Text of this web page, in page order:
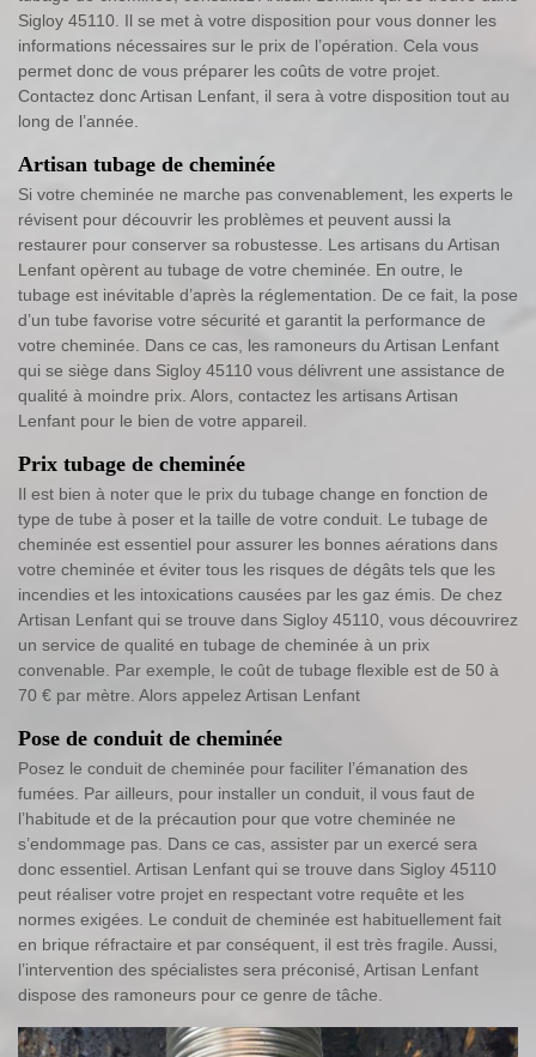
Sigloy 45110. Il se met à votre disposition pour vous donner les
informations nécessaires sur le prix de l’opération. Cela vous
permet donc de vous préparer les coûts de votre projet.
Contactez donc Artisan Lenfant, il sera à votre disposition tout au
long de l’année.
Artisan tubage de cheminée
Si votre cheminée ne marche pas convenablement, les experts le
révisent pour découvrir les problèmes et peuvent aussi la
restaurer pour conserver sa robustesse. Les artisans du Artisan
Lenfant opèrent au tubage de votre cheminée. En outre, le
tubage est inévitable d’après la réglementation. De ce fait, la pose
d’un tube favorise votre sécurité et garantit la performance de
votre cheminée. Dans ce cas, les ramoneurs du Artisan Lenfant
qui se siège dans Sigloy 45110 vous délivrent une assistance de
qualité à moindre prix. Alors, contactez les artisans Artisan
Lenfant pour le bien de votre appareil.
Prix tubage de cheminée
Il est bien à noter que le prix du tubage change en fonction de
type de tube à poser et la taille de votre conduit. Le tubage de
cheminée est essentiel pour assurer les bonnes aérations dans
votre cheminée et éviter tous les risques de dégâts tels que les
incendies et les intoxications causées par les gaz émis. De chez
Artisan Lenfant qui se trouve dans Sigloy 45110, vous découvrirez
un service de qualité en tubage de cheminée à un prix
convenable. Par exemple, le coût de tubage flexible est de 50 à
70 € par mètre. Alors appelez Artisan Lenfant
Pose de conduit de cheminée
Posez le conduit de cheminée pour faciliter l’émanation des
fumées. Par ailleurs, pour installer un conduit, il vous faut de
l’habitude et de la précaution pour que votre cheminée ne
s’endommage pas. Dans ce cas, assister par un exercé sera
donc essentiel. Artisan Lenfant qui se trouve dans Sigloy 45110
peut réaliser votre projet en respectant votre requête et les
normes exigées. Le conduit de cheminée est habituellement fait
en brique réfractaire et par conséquent, il est très fragile. Aussi,
l’intervention des spécialistes sera préconisé, Artisan Lenfant
dispose des ramoneurs pour ce genre de tâche.